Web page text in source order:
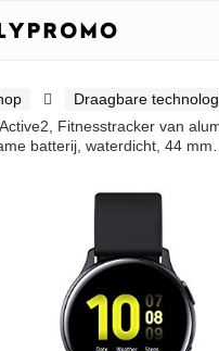
Draagbare
Fitnesstracker van
batterij, waterdicht, 44 mm…